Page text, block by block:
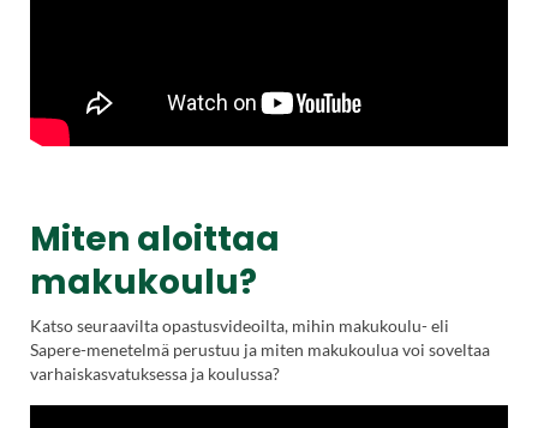
Miten aloittaa
makukoulu?
Katso seuraavilta opastusvideoilta, mihin makukoulu- eli
Sapere-menetelmä perustuu ja miten makukoulua voi soveltaa
varhaiskasvatuksessa ja koulussa?